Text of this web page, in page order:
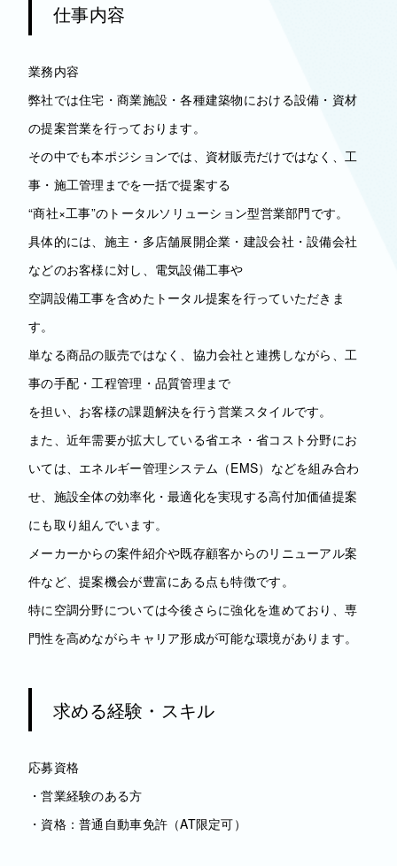
仕事内容
業務内容
弊社では住宅・商業施設・各種建築物における設備・資材
の提案営業を行っております。
その中でも本ポジションでは、資材販売だけではなく、工
事・施工管理までを一括で提案する
“商社×工事”のトータルソリューション型営業部門です。
具体的には、施主・多店舗展開企業・建設会社・設備会社
などのお客様に対し、電気設備工事や
空調設備工事を含めたトータル提案を行っていただきま
す。
単なる商品の販売ではなく、協力会社と連携しながら、工
事の手配・工程管理・品質管理まで
を担い、お客様の課題解決を行う営業スタイルです。
また、近年需要が拡大している省エネ・省コスト分野にお
いては、エネルギー管理システム（EMS）などを組み合わ
せ、施設全体の効率化・最適化を実現する高付加価値提案
にも取り組んでいます。
メーカーからの案件紹介や既存顧客からのリニューアル案
件など、提案機会が豊富にある点も特徴です。
特に空調分野については今後さらに強化を進めており、専
門性を高めながらキャリア形成が可能な環境があります。
求める経験・スキル
応募資格
・営業経験のある方
・資格：普通自動車免許（AT限定可）